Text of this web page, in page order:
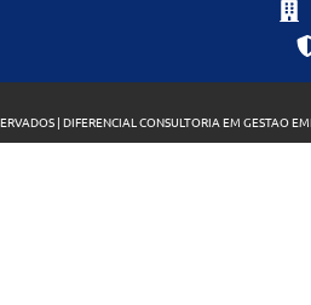
| DIFERENCIAL CONSULTORIA EM GESTAO